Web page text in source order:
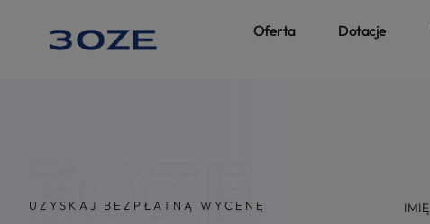
Oferta Dotacje
UZYSKAJ BEZPŁATNĄ WYCENĘ
3OZE IMIĘ